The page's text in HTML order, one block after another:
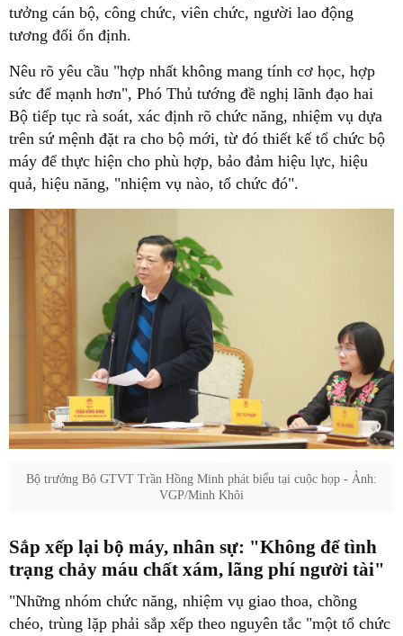
tưởng cán bộ, công chức, viên chức, người lao động
tương đối ổn định.
Nêu rõ yêu cầu "hợp nhất không mang tính cơ học, hợp
sức để mạnh hơn", Phó Thủ tướng đề nghị lãnh đạo hai
Bộ tiếp tục rà soát, xác định rõ chức năng, nhiệm vụ dựa
trên sứ mệnh đặt ra cho bộ mới, từ đó thiết kế tổ chức bộ
máy để thực hiện cho phù hợp, bảo đảm hiệu lực, hiệu
quả, hiệu năng, "nhiệm vụ nào, tổ chức đó".
Bộ trưởng Bộ GTVT Trần Hồng Minh phát biểu tại cuộc họp - Ảnh:
VGP/Minh Khôi
Sắp xếp lại bộ máy, nhân sự: "Không để tình
trạng chảy máu chất xám, lãng phí người tài"
"Những nhóm chức năng, nhiệm vụ giao thoa, chồng
chéo, trùng lặp phải sắp xếp theo nguyên tắc "một tổ chức